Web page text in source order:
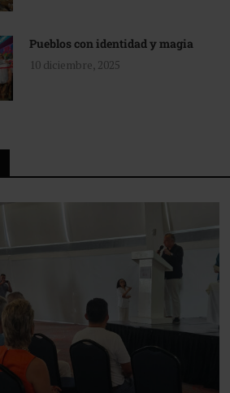
Pueblos con identidad y magia
10 diciembre, 2025